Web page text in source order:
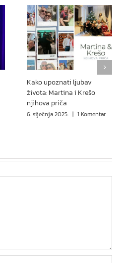
Kako upoznati ljubav
života: Martina i Krešo
njihova priča
6. siječnja 2025. | 1 Komentar